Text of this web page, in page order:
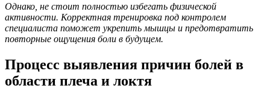
Однако, не стоит полностью избегать физической
активности. Корректная тренировка под контролем
специалиста поможет укрепить мышцы и предотвратить
повторные ощущения боли в будущем.
Процесс выявления причин болей в
области плеча и локтя